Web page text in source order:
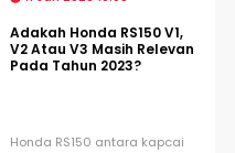
Adakah Honda RS150 V1,
V2 Atau V3 Masih Relevan
Pada Tahun 2023?
Honda RS150 antara kapcai